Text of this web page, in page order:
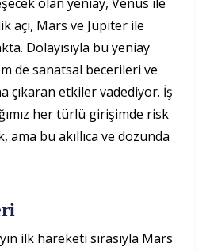
açı, Mars ve Jüpiter ile
Dolayısıyla bu yeniay
de sanatsal becerileri ve
çıkaran etkiler vadediyor. İş
her türlü girişimde risk
ama bu akıllıca ve dozunda
ilk hareketi sırasıyla Mars